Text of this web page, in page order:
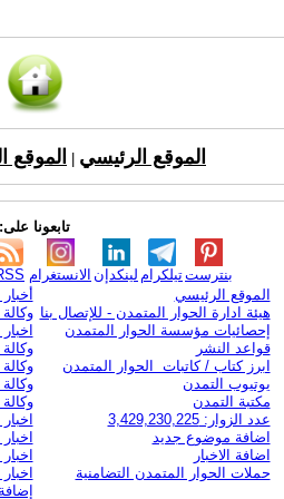
الموقع الرئيسي الموقع
تابعونا على:
الانستغرام لينكدإن تيلكرامبنترست
الموقع الرئيسي
هيئة ادارة الحوار المتمدن - للإتصال بنا
إحصائيات مؤسسة الحوار المتمدن
قواعد النشر
ابرز كتاب / كاتبات الحوار المتمدن
يوتيوب التمدن
مكتبة التمدن
عدد الزوار: 3,429,230,225
اضافة موضوع جديد
اضافة الاخبار
حملات الحوار المتمدن التضامنية
وكالة
وكالة
وكالة
وكالة